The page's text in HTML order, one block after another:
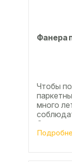
Фанера
Чтобы
много
Сегодня